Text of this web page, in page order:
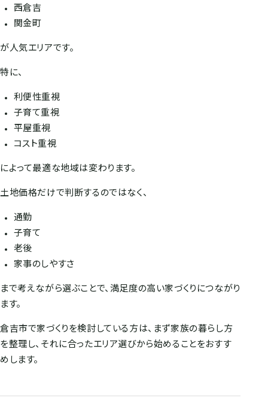
西倉吉
関金町
が人気エリアです。
特に、
利便性重視
子育て重視
平屋重視
コスト重視
によって最適な地域は変わります。
土地価格だけで判断するのではなく、
通勤
子育て
老後
家事のしやすさ
まで考えながら選ぶことで、満足度の高い家づくりにつながり
ます。
倉吉市で家づくりを検討している方は、まず家族の暮らし方
を整理し、それに合ったエリア選びから始めることをおすす
めします。